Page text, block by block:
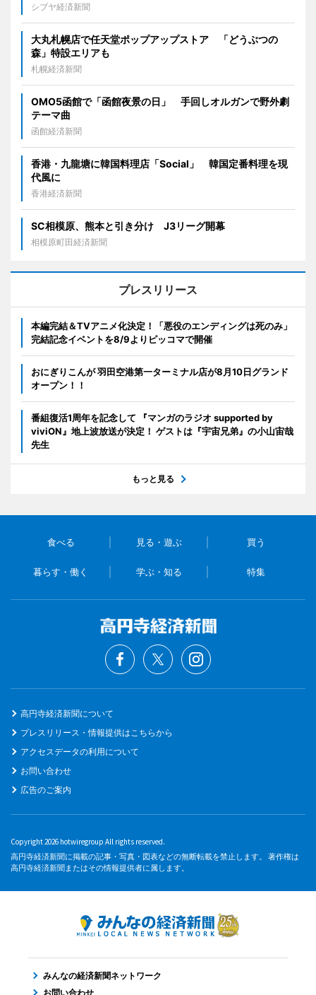
シブヤ経済新聞
大丸札幌店で任天堂ポップアップストア 「どうぶつの
森」特設エリアも
札幌経済新聞
OMO5函館で「函館夜景の日」 手回しオルガンで野外劇
テーマ曲
函館経済新聞
香港・九龍塘に韓国料理店「Social」 韓国定番料理を現
代風に
香港経済新聞
SC相模原、熊本と引き分け J3リーグ開幕
相模原町田経済新聞
プレスリリース
本編完結＆TVアニメ化決定！「悪役のエンディングは死のみ」
完結記念イベントを8/9よりピッコマで開催
おにぎりこんが 羽田空港第一ターミナル店が8月10日グランド
オープン！！
番組復活1周年を記念して 『マンガのラジオ supported by
viviON』地上波放送が決定！ ゲストは『宇宙兄弟』の小山宙哉
先生
もっと見る
食べる 見る・遊ぶ 買う
暮らす・働く 学ぶ・知る 特集
高円寺経済新聞について
プレスリリース・情報提供はこちらから
アクセスデータの利用について
お問い合わせ
広告のご案内
Copyright 2026 hotwiregroup All rights reserved.
高円寺経済新聞に掲載の記事・写真・図表などの無断転載を禁止します。 著作権は
高円寺経済新聞またはその情報提供者に属します。
みんなの経済新聞ネットワーク
お問い合わせ